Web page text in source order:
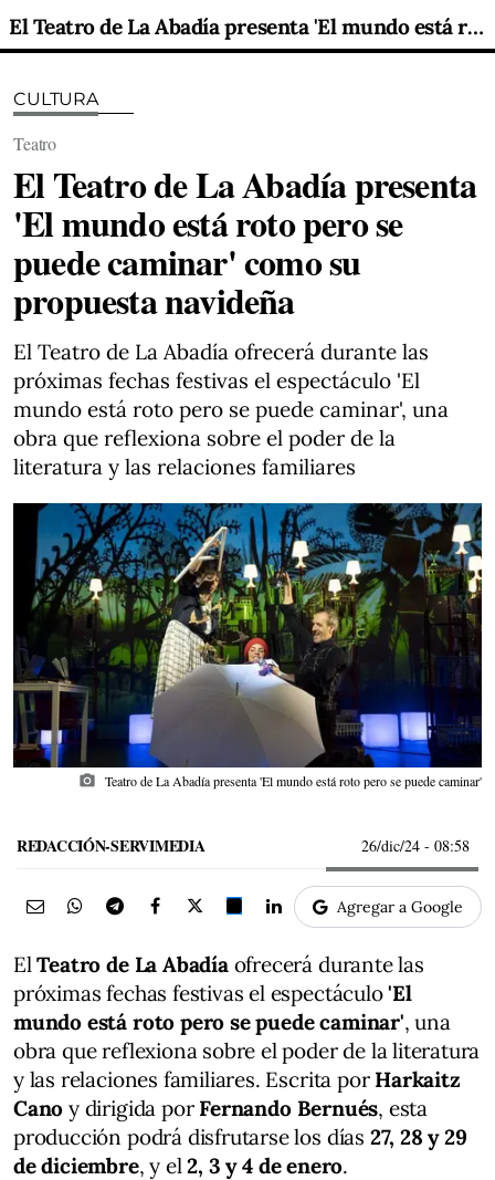
El Teatro de La Abadía presenta 'El mundo está roto pero se puede caminar' como su propuesta navideña
CULTURA
Teatro
El Teatro de La Abadía presenta
'El mundo está roto pero se
puede caminar' como su
propuesta navideña
El Teatro de La Abadía ofrecerá durante las
próximas fechas festivas el espectáculo 'El
mundo está roto pero se puede caminar', una
obra que reflexiona sobre el poder de la
literatura y las relaciones familiares
photo_camera Teatro de La Abadía presenta 'El mundo está roto pero se puede caminar'
REDACCIÓN-SERVIMEDIA 26/dic/24 - 08:58
Agregar a Google
ElTeatro de La Abadíaofrecerá durante las
próximas fechas festivas el espectáculo'El
mundo está roto pero se puede caminar', una
obra que reflexiona sobre el poder de la literatura
y las relaciones familiares. Escrita por Harkaitz
Cano y dirigida por Fernando Bernués, esta
producción podrá disfrutarse los días 27, 28 y 29
de diciembre, y el2, 3 y 4 de enero.